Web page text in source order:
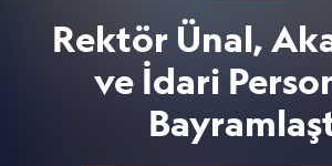
Rektör Ünal,
ve İdari